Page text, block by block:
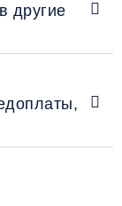
другие